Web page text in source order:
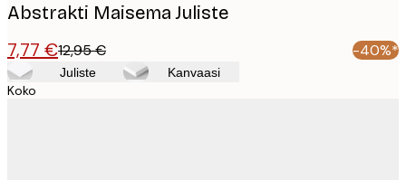
Abstrakti Maisema Juliste
7,77 €12,95 € -40%*
Juliste Kanvaasi
Koko